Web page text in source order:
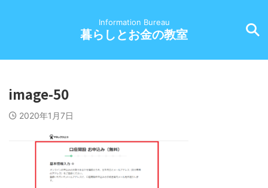
Information Bureau
暮らしとお金の教室
image-50
2020年1月7日